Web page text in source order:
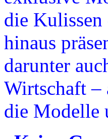
die Kulissen
hinaus
darunter
Wirtschaft –
die Modelle